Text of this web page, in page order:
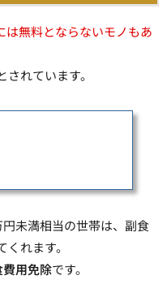
は無料とならないモノもあ
れています。
未満相当の世帯は、副食
れます。
用免除です。